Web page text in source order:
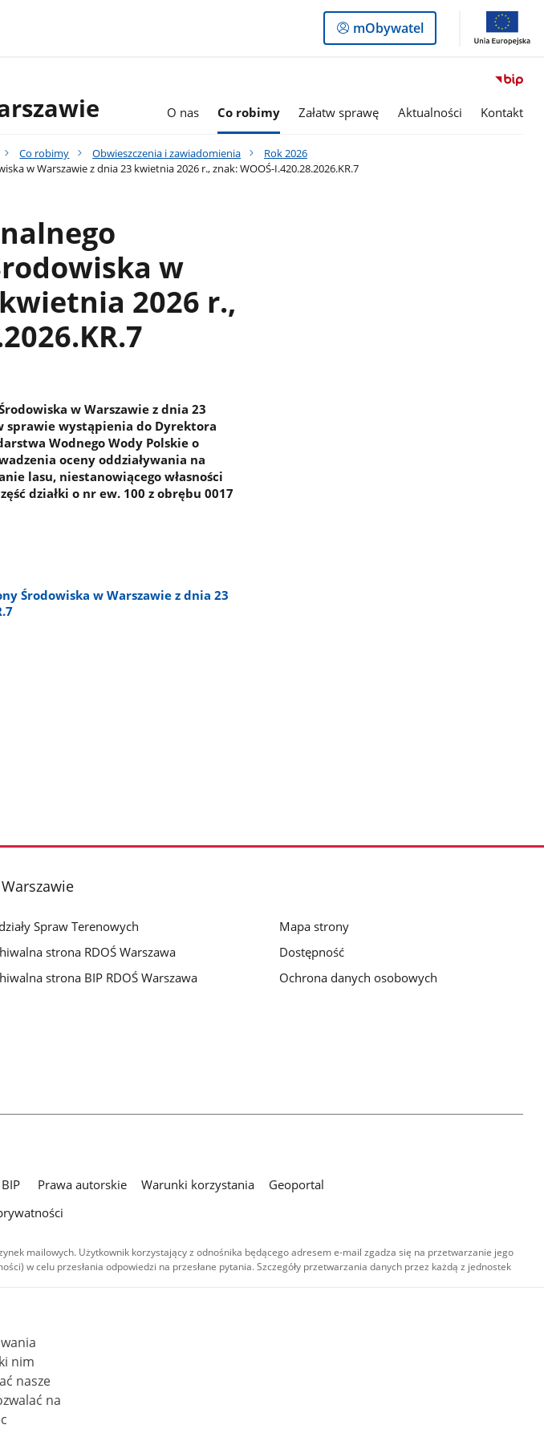
Logowanie
do
mObywatel
O nas Co robimy Załatw sprawę Aktualności Kontakt
Co robimy Obwieszczenia i zawiadomienia
Rok 2026
w Warszawie z dnia 23 kwietnia 2026 r., znak: WOOŚ-I.420.28.2026.KR.7
w
2026 r.,
w Warszawie z dnia 23
sprawie wystąpienia do Dyrektora
Wodnego Wody Polskie o
oceny oddziaływania na
lasu, niestanowiącego własności
działki o nr ew. 100 z obrębu 0017
Środowiska w Warszawie z dnia 23
Spraw Terenowych
strona RDOŚ Warszawa
strona BIP RDOŚ Warszawa
Mapa strony
Dostępność
Ochrona danych osobowych
BIP Prawa autorskie Warunki korzystania
Geoportal
mailowych. Użytkownik korzystający z odnośnika będącego adresem e-mail zgadza się na przetwarzanie jego
w celu przesłania odpowiedzi na przesłane pytania. Szczegóły przetwarzania danych przez każdą z jednostek
treści audiowizualnych), są
autorstwa - na tych samych
w tym zdjęcia, materiały audio i wideo,
autorstwa użycie niekomercyjne -
jest to stwierdzone inaczej.
nasze